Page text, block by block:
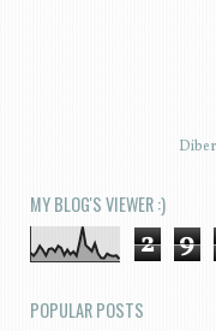
MY BLOG'S VIEWER :)
2 9
POPULAR POSTS